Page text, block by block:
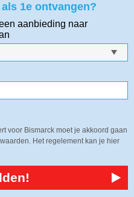
1e ontvangen?
aanbieding naar
voor Bismarck moet je akkoord gaan
Het regelement kan je hier